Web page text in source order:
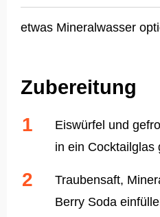
etwas Mineralwasser
Zubereitung
Eiswürfel und
in ein Cocktailglas
Traubensaft,
Berry Soda